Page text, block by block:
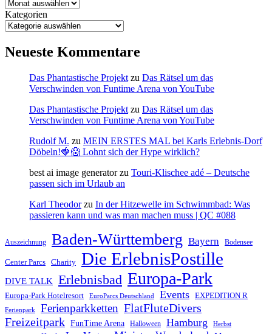
Kategorien
Neueste Kommentare
Das Phantastische Projekt zu Das Rätsel um das
Verschwinden von Funtime Arena von YouTube
Das Phantastische Projekt zu Das Rätsel um das
Verschwinden von Funtime Arena von YouTube
Rudolf M. zu MEIN ERSTES MAL bei Karls Erlebnis-Dorf
Döbeln!🍓😱 Lohnt sich der Hype wirklich?
best ai image generatorzu Touri-Klischee adé – Deutsche
passen sich im Urlaub an
Karl Theodorzu In der Hitzewelle im Schwimmbad: Was
passieren kann und was man machen muss | QC #088
Auszeichnung Baden-Württemberg Bayern Bodensee
Center Parcs Charity Die ErlebnisPostille
DIVE TALK Erlebnisbad Europa-Park
Europa-Park Hotelresort EuroParcs Deutschland Events EXPEDITION R
Ferienpark Ferienparkketten FlatFluteDivers
Freizeitpark FunTime Arena Halloween Hamburg Herbst